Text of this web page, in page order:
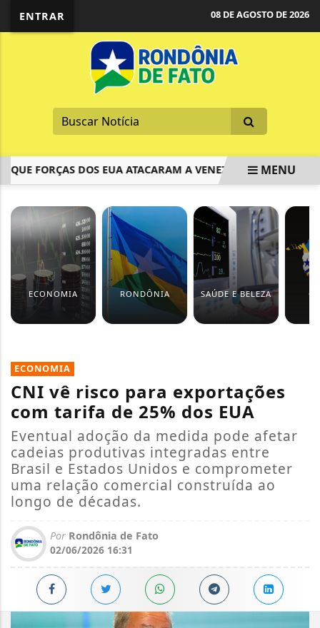
ENTRAR 08 DE AGOSTO DE 2026
FORÇAS DOS EUA ATACARAM A VENEZUELA E MENU
ECONOMIA RONDÔNIA SAÚDE E BELEZA
ECONOMIA
CNI vê risco para exportações
com tarifa de 25% dos EUA
Eventual adoção da medida pode afetar
cadeias produtivas integradas entre
Brasil e Estados Unidos e comprometer
uma relação comercial construída ao
longo de décadas.
Por Rondônia de Fato
02/06/2026 16:31